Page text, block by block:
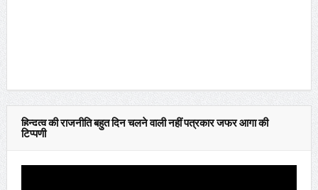
हिन्दुत्व की राजनीति बहुत दिन चलने वाली नहीं पत्रकार जफर आगा की
टिप्पणी